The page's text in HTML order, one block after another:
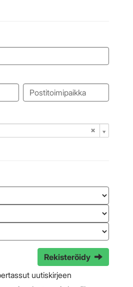
Rekisteröidy
uutiskirjeen